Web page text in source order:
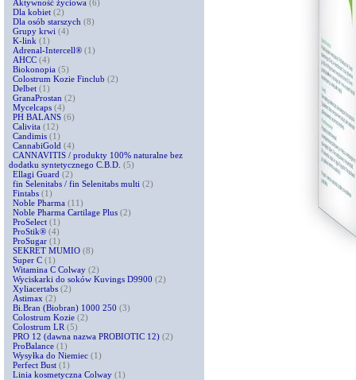
Aktywność życiowa (6)
Dla kobiet (2)
Dla osób starszych (8)
Grupy krwi (4)
K-link (1)
Adrenal-Intercell® (1)
AHCC (4)
Biokonopia (5)
Colostrum Kozie Finclub (2)
Delbet (1)
GranaProstan (2)
Mycelcaps (4)
PH BALANS (6)
Calivita (12)
Candimis (1)
CannabiGold (4)
CANNAVITIS / produkty 100% naturalne bez
dodatku syntetycznego C.B.D. (5)
Ellagi Guard (2)
fin Selenitabs / fin Selenitabs multi (2)
Fintabs (1)
Noble Pharma (11)
Noble Pharma Cartilage Plus (2)
ProSelect (1)
ProStik® (4)
ProSugar (1)
SEKRET MUMIO (8)
Super C (1)
Witamina C Colway (2)
Wyciskarki do soków Kuvings D9900 (2)
Xyliacertabs (2)
Astimax (2)
Bi.Bran (Biobran) 1000 250 (3)
Colostrum Kozie (2)
Colostrum LR (5)
PRO 12 (dawna nazwa PROBIOTIC 12) (2)
ProBalance (1)
Wysyłka do Niemiec (1)
Perfect Bust (1)
Linia kosmetyczna Colway (1)